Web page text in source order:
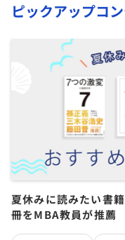
ピックアップコ
夏休みに読みたい書
冊をMBA教員が推薦